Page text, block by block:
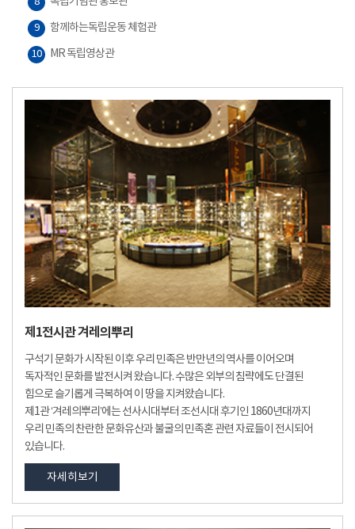
9 함께하는독립운동 체험관
10 MR 독립영상관
제1전시관 겨레의뿌리
구석기 문화가 시작된 이후 우리 민족은 반만년의 역사를 이어오며
독자적인 문화를 발전시켜 왔습니다. 수많은 외부의 침략에도 단결된
힘으로 슬기롭게 극복하여 이 땅을 지켜왔습니다.
제1관 ‘겨레의뿌리’에는 선사시대부터 조선시대 후기인 1860년대까지
우리 민족의 찬란한 문화유산과 불굴의 민족혼 관련 자료들이 전시되어
있습니다.
자세히보기